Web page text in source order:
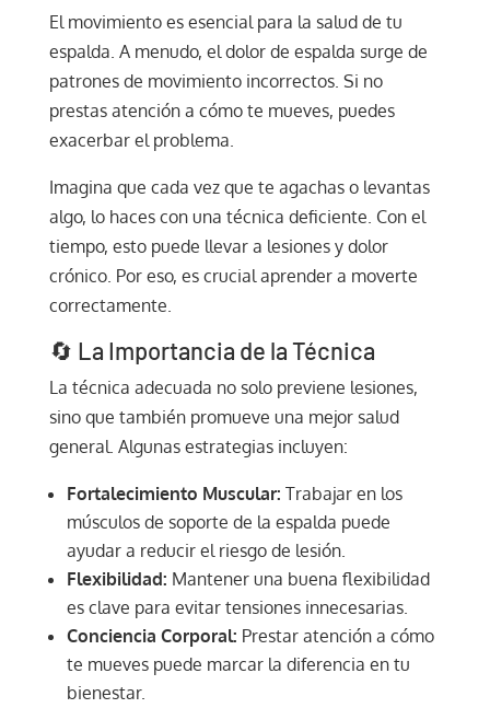
El movimiento es esencial para la salud de tu
espalda. A menudo, el dolor de espalda surge de
patrones de movimiento incorrectos. Si no
prestas atención a cómo te mueves, puedes
exacerbar el problema.
Imagina que cada vez que te agachas o levantas
algo, lo haces con una técnica deficiente. Con el
tiempo, esto puede llevar a lesiones y dolor
crónico. Por eso, es crucial aprender a moverte
correctamente.
🔄 La Importancia de la Técnica
La técnica adecuada no solo previene lesiones,
sino que también promueve una mejor salud
general. Algunas estrategias incluyen:
Fortalecimiento Muscular: Trabajar en los
músculos de soporte de la espalda puede
ayudar a reducir el riesgo de lesión.
Flexibilidad: Mantener una buena flexibilidad
es clave para evitar tensiones innecesarias.
Conciencia Corporal: Prestar atención a cómo
te mueves puede marcar la diferencia en tu
bienestar.